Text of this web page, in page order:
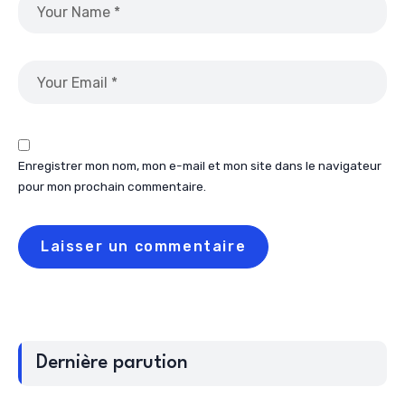
Enregistrer mon nom, mon e-mail et mon site dans le navigateur
pour mon prochain commentaire.
Dernière parution